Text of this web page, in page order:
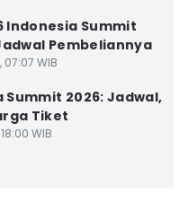
Indonesia Summit
Pembeliannya
WIB
Summit 2026: Jadwal,
Tiket
WIB